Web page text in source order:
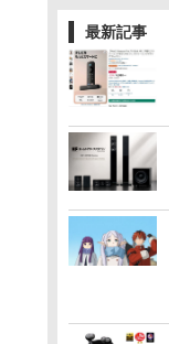
最新記事